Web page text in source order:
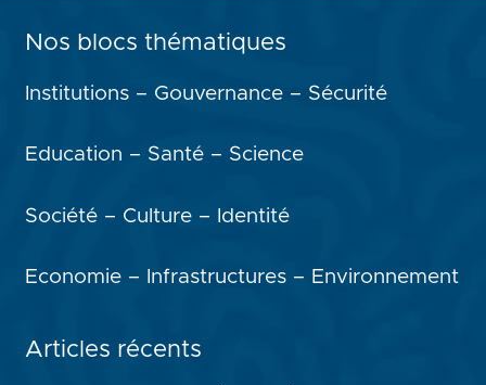
Nos blocs thématiques
Institutions – Gouvernance – Sécurité
Education – Santé – Science
Société – Culture – Identité
Economie – Infrastructures – Environnement
Articles récents